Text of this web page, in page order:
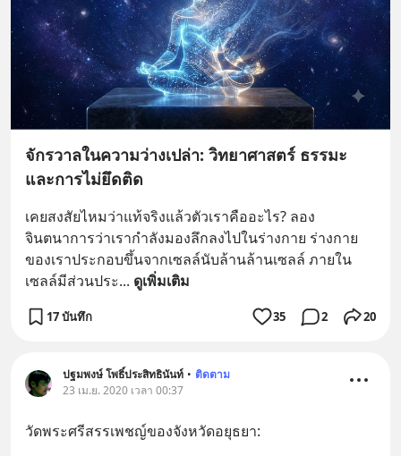
จักรวาลในความว่างเปล่า: วิทยาศาสตร์ ธรรมะ
และการไม่ยึดติด
เคยสงสัยไหมว่าแท้จริงแล้วตัวเราคืออะไร? ลอง
จินตนาการว่าเรากำลังมองลึกลงไปในร่างกาย ร่างกาย
ของเราประกอบขึ้นจากเซลล์นับล้านล้านเซลล์ ภายใน
เซลล์มีส่วนประ... ดูเพิ่มเติม
17 บันทึก 35 2 20
ปฐมพงษ์ โพธิ์ประสิทธินันท์ • ติดตาม
23 เม.ย. 2020 เวลา 00:37
วัดพระศรีสรรเพชญ์ของจังหวัดอยุธยา: